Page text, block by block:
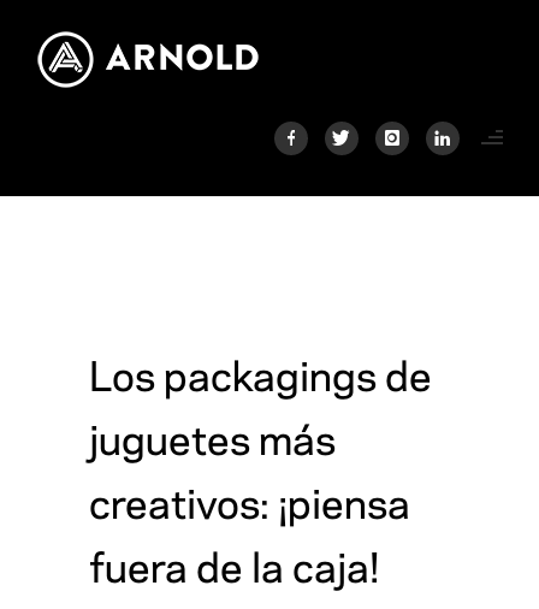
Los packagings de
juguetes más
creativos: ¡piensa
fuera de la caja!